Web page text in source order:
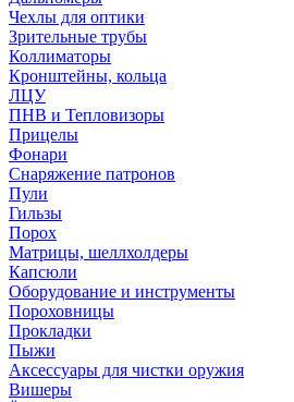
Чехлы для оптики
Зрительные трубы
Коллиматоры
Кронштейны, кольца
ЛЦУ
ПНВ и Тепловизоры
Прицелы
Фонари
Снаряжение патронов
Пули
Гильзы
Порох
Матрицы, шеллхолдеры
Капсюли
Оборудование и инструменты
Пороховницы
Прокладки
Пыжи
Аксессуары для чистки оружия
Вишеры